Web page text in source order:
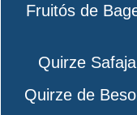
Fruitós de
Quirze Safaja
Quirze de